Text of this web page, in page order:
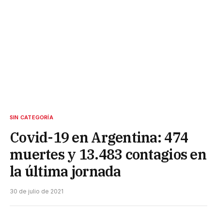
SIN CATEGORÍA
Covid-19 en Argentina: 474
muertes y 13.483 contagios en
la última jornada
30 de julio de 2021